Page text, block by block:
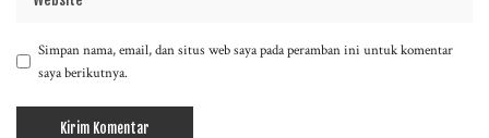
Simpan nama, email, dan situs web saya pada peramban ini untuk komentar
saya berikutnya.